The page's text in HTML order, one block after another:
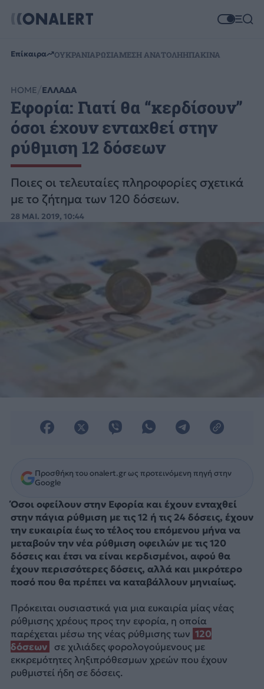
Επίκαιρα ΟΥΚΡΑΝΙΑΡΩΣΙΑΜΕΣΗ ΑΝΑΤΟΛΗΗΠΑΚΙΝΑ
HOME ΕΛΛΑΔΑ
Εφορία: Γιατί θα “κερδίσουν”
όσοι έχουν ενταχθεί στην
ρύθμιση 12 δόσεων
Ποιες οι τελευταίες πληροφορίες σχετικά
με το ζήτημα των 120 δόσεων.
28 ΜΑΙ. 2019, 10:44
Προσθήκη του onalert.gr ως προτεινόμενη πηγή στην
Google
Όσοι οφείλουν στην Εφορία και έχουν ενταχθεί
στην πάγια ρύθμιση με τις 12 ή τις 24 δόσεις, έχουν
την ευκαιρία έως το τέλος του επόμενου μήνα να
μεταβούν την νέα ρύθμιση οφειλών με τις 120
δόσεις και έτσι να είναι κερδισμένοι, αφού θα
έχουν περισσότερες δόσεις, αλλά και μικρότερο
ποσό που θα πρέπει να καταβάλλουν μηνιαίως.
Πρόκειται ουσιαστικά για μια ευκαιρία μίας νέας
ρύθμισης χρέους προς την εφορία, η οποία
παρέχεται μέσω της νέας ρύθμισης των 120
δόσεων
σε χιλιάδες φορολογούμενους με
εκκρεμότητες ληξιπρόθεσμων χρεών που έχουν
ρυθμιστεί ήδη σε δόσεις.